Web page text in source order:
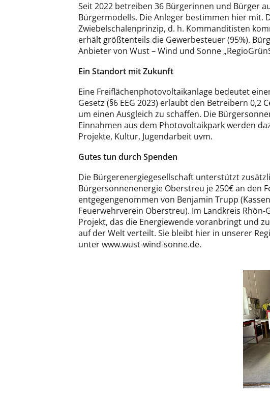
Seit 2022 betreiben 36 Bürgerinnen und Bürger
Bürgermodells. Die Anleger bestimmen hier mit.
Zwiebelschalenprinzip, d. h. Kommanditisten
erhält größtenteils die Gewerbesteuer (95%).
Anbieter von Wust – Wind und Sonne
Ein Standort mit Zukunft
Eine Freiflächenphotovoltaikanlage bedeutet
Gesetz (§6 EEG 2023) erlaubt den Betreibern
um einen Ausgleich zu schaffen. Die
Einnahmen aus dem Photovoltaikpark werden
Projekte, Kultur, Jugendarbeit uvm.
Gutes tun durch Spenden
Die Bürgerenergiegesellschaft unterstützt
Bürgersonnenenergie Oberstreu je 250€ an den
entgegengenommen von Benjamin Trupp
Feuerwehrverein Oberstreu). Im Landkreis
Projekt, das die Energiewende voranbringt und
auf der Welt verteilt. Sie bleibt hier in unserer
unter www.wust-wind-sonne.de.